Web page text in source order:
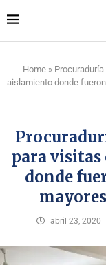
Home»
aislamiento donde
para
donde
abril 23, 2020